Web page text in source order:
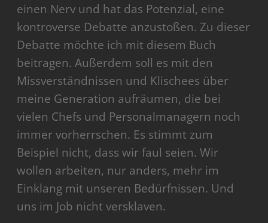
einen Nerv und hat das Potenzial, eine
kontroverse Debatte anzustoßen. Zu dieser
Debatte möchte ich mit diesem Buch
beitragen. Außerdem soll es mit den
Missverständnissen und Klischees über
meine Generation aufräumen, die bei
vielen Chefs und Personalmanagern noch
immer vorherrschen. Es stimmt zum
Beispiel nicht, dass wir faul seien. Wir
wollen arbeiten, nur anders, mehr im
Einklang mit unseren Bedürfnissen. Und
uns im Job nicht versklaven.